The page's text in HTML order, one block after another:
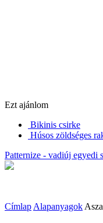
Ezt ajánlom
Bikinis csirke
Húsos zöldséges
Patternize - vadiúj
Címlap Alapanyagok